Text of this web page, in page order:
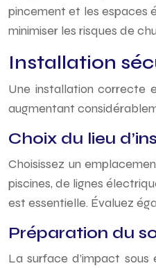
pincement et les espaces
minimiser les risques de
Installation
Une installation correcte
augmentant
Choix du lieu
Choisissez un
piscines, de lignes
est essentielle. Évaluez
Préparation du
La surface d’impact